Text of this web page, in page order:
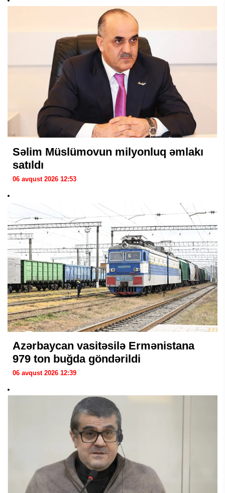
Səlim Müslümovun milyonluq əmlakı
satıldı
06 avqust 2026 12:53
Azərbaycan vasitəsilə Ermənistana
979 ton buğda göndərildi
06 avqust 2026 12:39